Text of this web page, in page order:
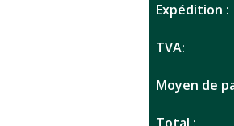
Expédition :
TVA:
Moyen de